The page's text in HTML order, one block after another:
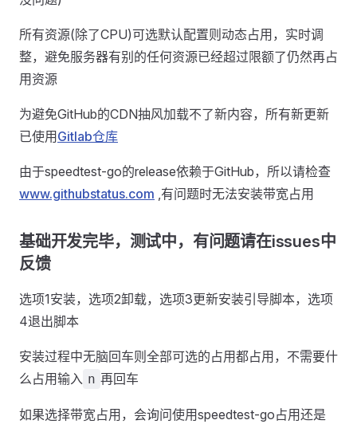
所有资源(除了CPU)可选默认配置则动态占用，实时调
整，避免服务器有别的任何资源已经超过限额了仍然再占
用资源
为避免GitHub的CDN抽风加载不了新内容，所有新更新
已使用 Gitlab仓库
由于speedtest-go的release依赖于GitHub，所以请检查
www.githubstatus.com ,有问题时无法安装带宽占用
基础开发完毕，测试中，有问题请在issues中
反馈
选项1安装，选项2卸载，选项3更新安装引导脚本，选项
4退出脚本
安装过程中无脑回车则全部可选的占用都占用，不需要什
么占用输入 n 再回车
如果选择带宽占用，会询问使用speedtest-go占用还是